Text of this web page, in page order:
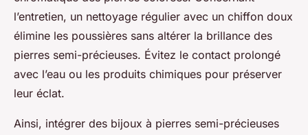
l’entretien, un nettoyage régulier avec un chiffon doux
élimine les poussières sans altérer la brillance des
pierres semi-précieuses. Évitez le contact prolongé
avec l’eau ou les produits chimiques pour préserver
leur éclat.
Ainsi, intégrer des bijoux à pierres semi-précieuses